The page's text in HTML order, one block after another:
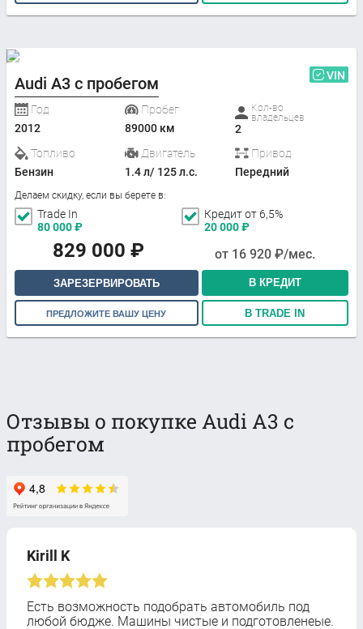
Audi A3 с пробегом VIN
Год
2012
Пробег
89000 км
Кол-во
владельцев
2
Топливо
Бензин
Двигатель
1.4 л/ 125 л.с.
Привод
Передний
Делаем скидку, если вы берете в:
Trade In
80 000₽
Кредит от 6,5%
20 000₽
829 000 ₽ от 16 920 ₽/мес.
ЗАРЕЗЕРВИРОВАТЬ В КРЕДИТ
ПРЕДЛОЖИТЕ ВАШУ ЦЕНУ В TRADE IN
Отзывы о покупке Audi A3 с
пробегом
Kirill K
Есть возможность подобрать автомобиль под
любой бюдже. Машины чистые и подготовленеые.